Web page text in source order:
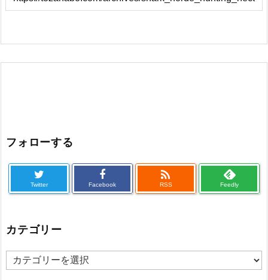
フォローする
Twitter Facebook

RSS Feedly
カテゴリー
カ